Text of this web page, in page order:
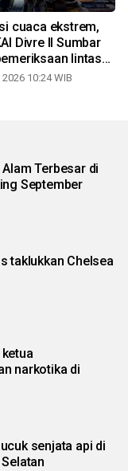
cuaca ekstrem,
Divre II Sumbar
lintas
api Padang--
10:24 WIB
Terbesar di
September
taklukkan Chelsea
narkotika di
senjata api di